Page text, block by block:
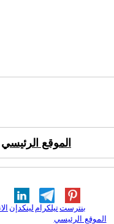
الموقع الرئيسي
لينكدإن تيلكرامبنترست
الموقع الرئيسي